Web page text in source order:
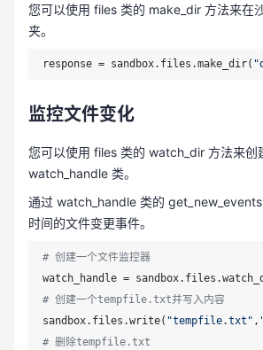
您可以使用 files 类的 make_dir 方法来在
夹。
response = sandbox.files.make_dir(
监控文件变化
您可以使用 files 类的 watch_dir 方法来创
watch_handle 类。
通过 watch_handle 类的
时间的文件变更事件。
# 创建一个文件监控器
watch_handle =
# 创建一个tempfile.txt并写入内容
sandbox.files.write( "tempfile.txt" ,
# 删除tempfile.txt